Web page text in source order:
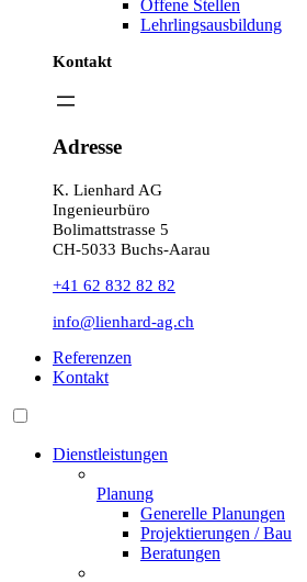
Offene Stellen
Lehrlingsausbildung
Kontakt
Adresse
K. Lienhard AG
Ingenieurbüro
Bolimattstrasse 5
CH-5033 Buchs-Aarau
+41 62 832 82 82
info@lienhard-ag.ch
Referenzen
Kontakt
Dienstleistungen
Planung
Generelle Planungen
Projektierungen / Bau
Beratungen